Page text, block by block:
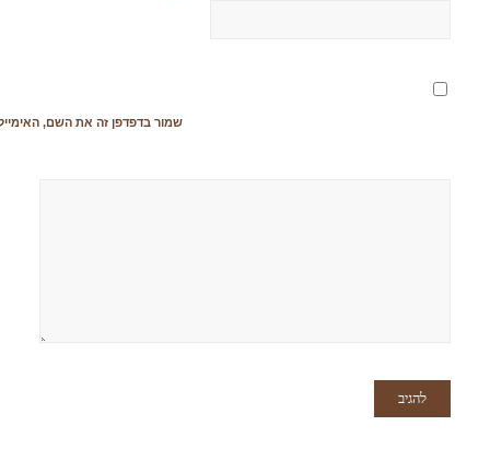
שמור בדפדפן זה את השם,